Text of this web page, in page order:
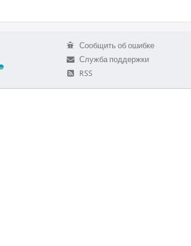
Сообщить об ошибке
Служба поддержки
RSS